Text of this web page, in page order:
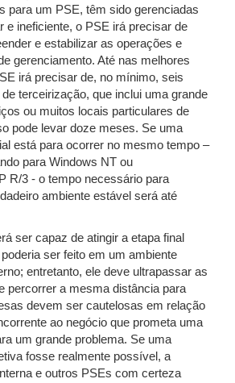
para um PSE, têm sido gerenciadas
e ineficiente, o PSE irá precisar de
e estabilizar as operações e
gerenciamento. Até nas melhores
irá precisar de, no mínimo, seis
terceirização, que inclui uma grande
ou muitos locais particulares de
pode levar doze meses. Se uma
está para ocorrer no mesmo tempo –
para Windows NT ou
R/3 - o tempo necessário para
ambiente estável será até
ser capaz de atingir a etapa final
ser feito em um ambiente
entretanto, ele deve ultrapassar as
percorrer a mesma distância para
devem ser cautelosas em relação
ao negócio que prometa uma
um grande problema. Se uma
fosse realmente possível, a
e outros PSEs com certeza